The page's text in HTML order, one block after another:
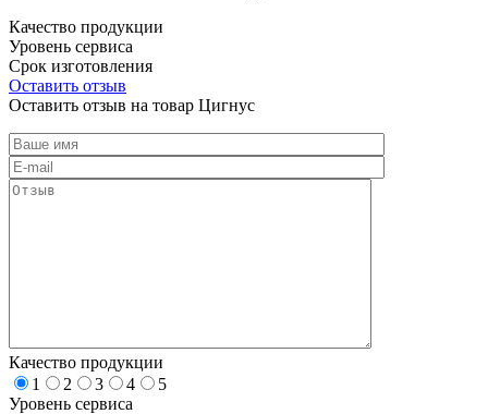
Качество продукции
Уровень сервиса
Срок изготовления
Оставить отзыв
Оставить отзыв на товар Цигнус
Качество продукции
1
2 3 4
5
Уровень сервиса